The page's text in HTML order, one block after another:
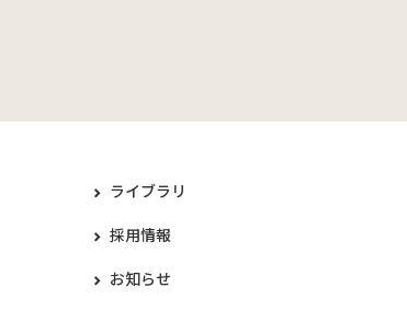
ライブラリ
採用情報
お知らせ